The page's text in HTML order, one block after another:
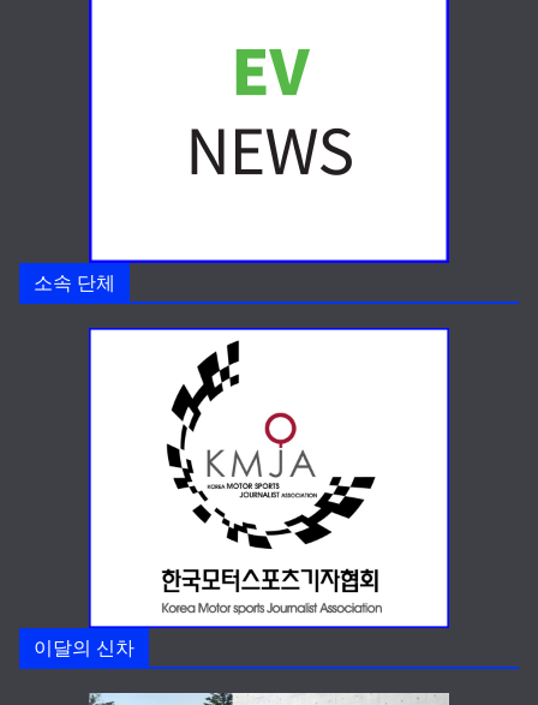
소속 단체
이달의 신차